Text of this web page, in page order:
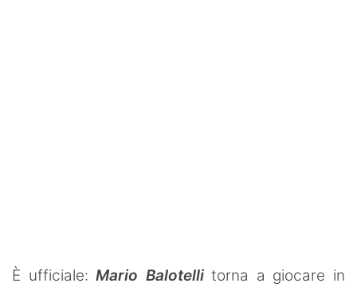
È ufficiale:Mario Balotellitorna a giocare in